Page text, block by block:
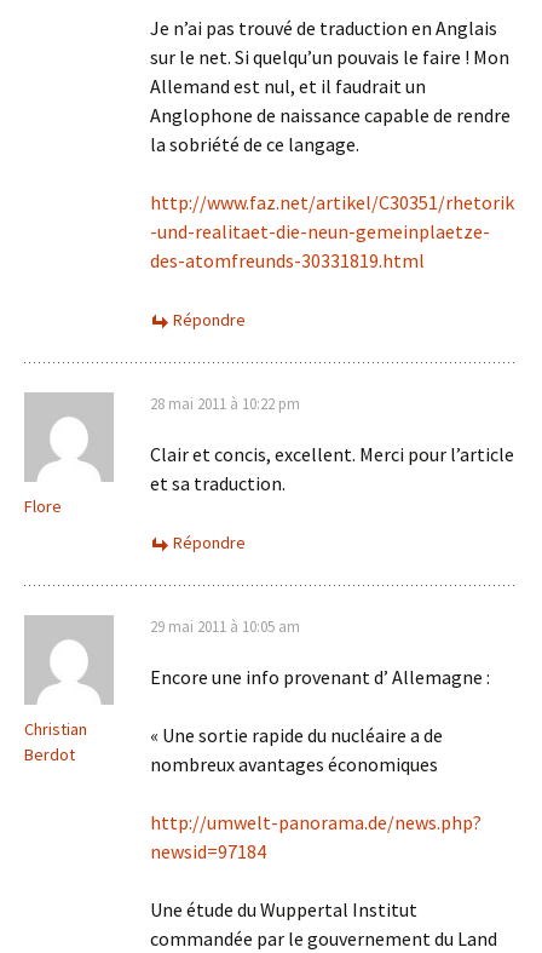
Je n’ai pas trouvé de traduction en Anglais
sur le net. Si quelqu’un pouvais le faire ! Mon
Allemand est nul, et il faudrait un
Anglophone de naissance capable de rendre
la sobriété de ce langage.
http://www.faz.net/artikel/C30351/rhetorik
-und-realitaet-die-neun-gemeinplaetze-
des-atomfreunds-30331819.html
Répondre
Flore
28 mai 2011 à 10:22 pm
Clair et concis, excellent. Merci pour l’article
et sa traduction.
Répondre
Christian
Berdot
29 mai 2011 à 10:05 am
Encore une info provenant d’ Allemagne :
« Une sortie rapide du nucléaire a de
nombreux avantages économiques
http://umwelt-panorama.de/news.php?
newsid=97184
Une étude du Wuppertal Institut
commandée par le gouvernement du Land